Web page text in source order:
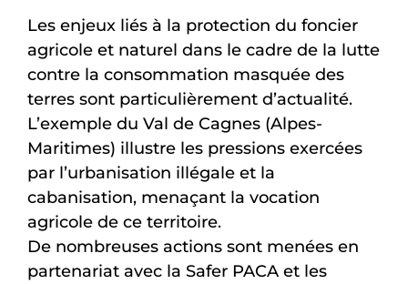
Les enjeux liés à la protection du foncier
agricole et naturel dans le cadre de la lutte
contre la consommation masquée des
terres sont particulièrement d’actualité.
L’exemple du Val de Cagnes (Alpes-
Maritimes) illustre les pressions exercées
par l’urbanisation illégale et la
cabanisation, menaçant la vocation
agricole de ce territoire.
De nombreuses actions sont menées en
partenariat avec la Safer PACA et les